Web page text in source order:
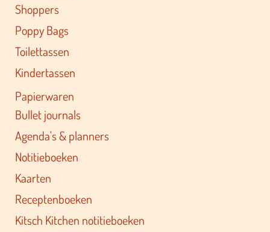
Shoppers
Poppy Bags
Toilettassen
Kindertassen
Papierwaren
Bullet journals
Agenda's & planners
Notitieboeken
Kaarten
Receptenboeken
Kitsch Kitchen notitieboeken